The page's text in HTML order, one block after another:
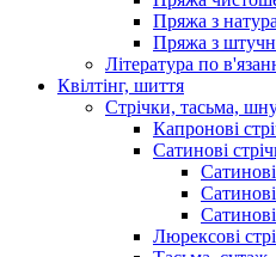
Пряжа з
Пряжа з
Література по
Квілтінг, шиття
Стрічки, тасьма,
Капронові
Сатинові
Люрексові